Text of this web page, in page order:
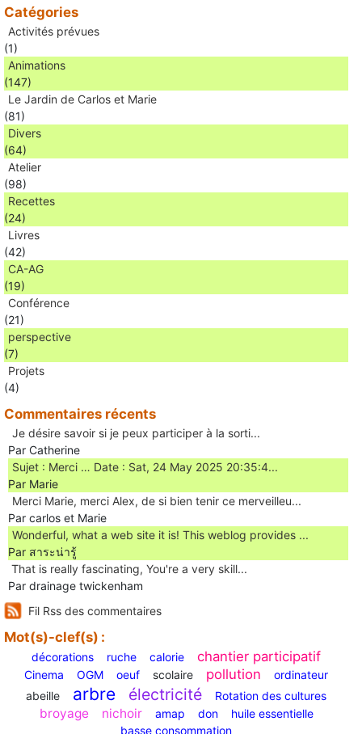
Catégories
Activités prévues
(1)
Animations
(147)
Le Jardin de Carlos et Marie
(81)
Divers
(64)
Atelier
(98)
Recettes
(24)
Livres
(42)
CA-AG
(19)
Conférence
(21)
perspective
(7)
Projets
(4)
Commentaires récents
Je désire savoir si je peux participer à la sorti...
Par Catherine
Sujet : Merci … Date : Sat, 24 May 2025 20:35:4...
Par Marie
Merci Marie, merci Alex, de si bien tenir ce merveilleu...
Par carlos et Marie
Wonderful, what a web site it is! This weblog provides ...
Par สาระน่ารู้
Ꭲhat is really fascinating, You'rе a very skill...
Par drainage twickenham
Fil Rss des commentaires
Mot(s)-clef(s) :
décorations ruche calorie chantier participatif
Cinema OGM oeuf scolaire pollution
ordinateur
abeille
arbre électricité Rotation des cultures
broyage nichoir amap don
huile essentielle
basse consommation